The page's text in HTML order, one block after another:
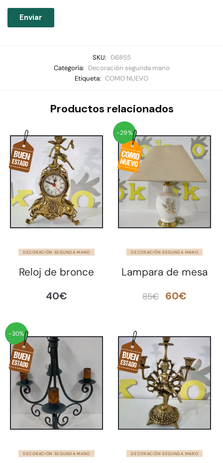
SKU: 06855
Categoría: Decoración segunda mano
Etiqueta: COMO NUEVO
Productos relacionados
DECORACIÓN SEGUNDA MANO
Reloj de bronce
40€
-29%
DECORACIÓN SEGUNDA MANO
Lampara de mesa
85€
El
era:
85€.
60€
60€.
-30%
DECORACIÓN SEGUNDA MANO DECORACIÓN SEGUNDA MANO